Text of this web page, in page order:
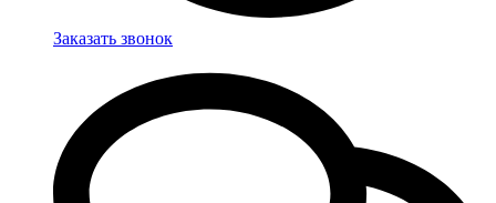
Заказать звонок